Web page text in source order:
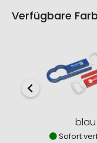
Verfügbare
blau
Sofort